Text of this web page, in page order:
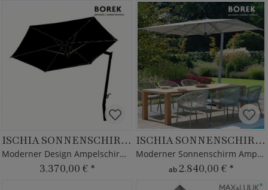
ISCHIA SONNENSCHIRM GRAPHITE
Moderner Design Ampelschirm von Borek - neigbar
3.370,00 € *
ISCHIA SONNENSCHIRM SILVER
Moderner Sonnenschirm Ampelschirm - Borek
ab2.840,00 € *